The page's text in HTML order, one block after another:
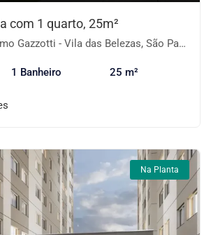
com 1 quarto, 25m²
Gazzotti - Vila das Belezas, São Paulo-SP
1 Banheiro 25 m²
Na Planta